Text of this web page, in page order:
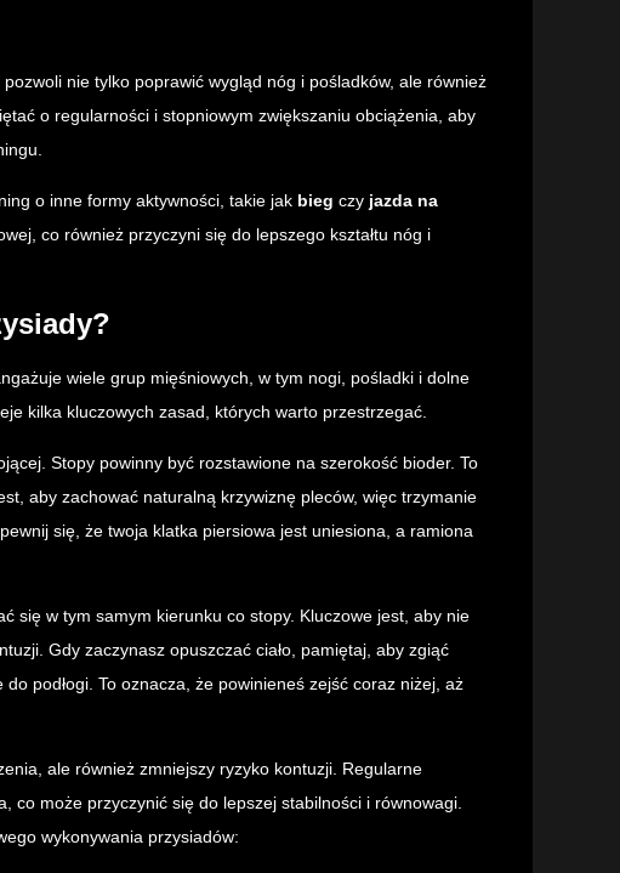
nie tylko poprawić wygląd nóg i pośladków, ale również
o regularności i stopniowym zwiększaniu obciążenia, aby
o inne formy aktywności, takie jak bieg czy jazda na
co również przyczyni się do lepszego kształtu nóg i
wiele grup mięśniowych, w tym nogi, pośladki i dolne
kilka kluczowych zasad, których warto przestrzegać.
Stopy powinny być rozstawione na szerokość bioder. To
aby zachować naturalną krzywiznę pleców, więc trzymanie
się, że twoja klatka piersiowa jest uniesiona, a ramiona
się w tym samym kierunku co stopy. Kluczowe jest, aby nie
Gdy zaczynasz opuszczać ciało, pamiętaj, aby zgiąć
podłogi. To oznacza, że powinieneś zejść coraz niżej, aż
ale również zmniejszy ryzyko kontuzji. Regularne
co może przyczynić się do lepszej stabilności i równowagi.
wykonywania przysiadów: